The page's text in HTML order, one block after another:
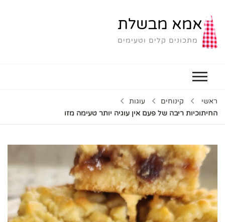
אמא מבשלת
מתכונים קלים וטעימים
ראשי קינוחים
עוגות
החיתוכיות ריבה של פעם אין עוגיה יותר טעימה מזו